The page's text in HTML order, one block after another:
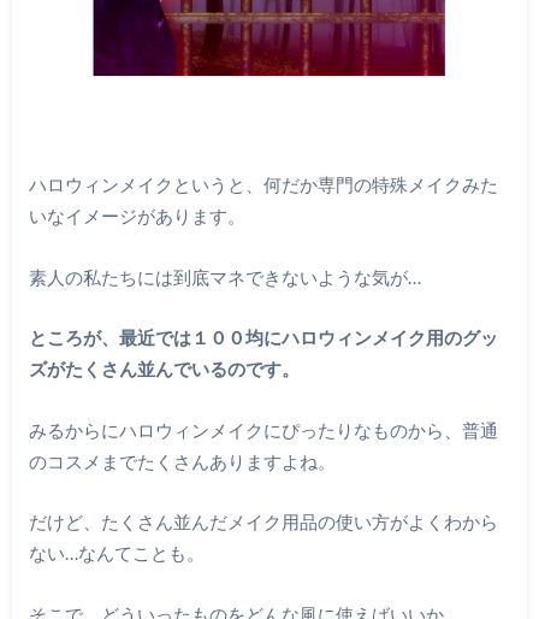
ハロウィンメイクというと、何だか専門の特殊メイクみた
いなイメージがあります。
素人の私たちには到底マネできないような気が…
ところが、最近では１００均にハロウィンメイク用のグッ
ズがたくさん並んでいるのです。
みるからにハロウィンメイクにぴったりなものから、普通
のコスメまでたくさんありますよね。
だけど、たくさん並んだメイク用品の使い方がよくわから
ない…なんてことも。
そこで、どういったものをどんな風に使えばいいか。